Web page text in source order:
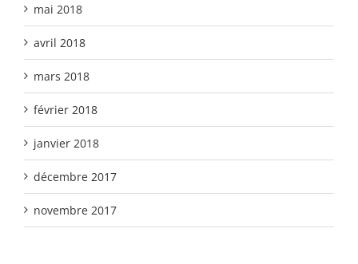
mai 2018
avril 2018
mars 2018
février 2018
janvier 2018
décembre 2017
novembre 2017